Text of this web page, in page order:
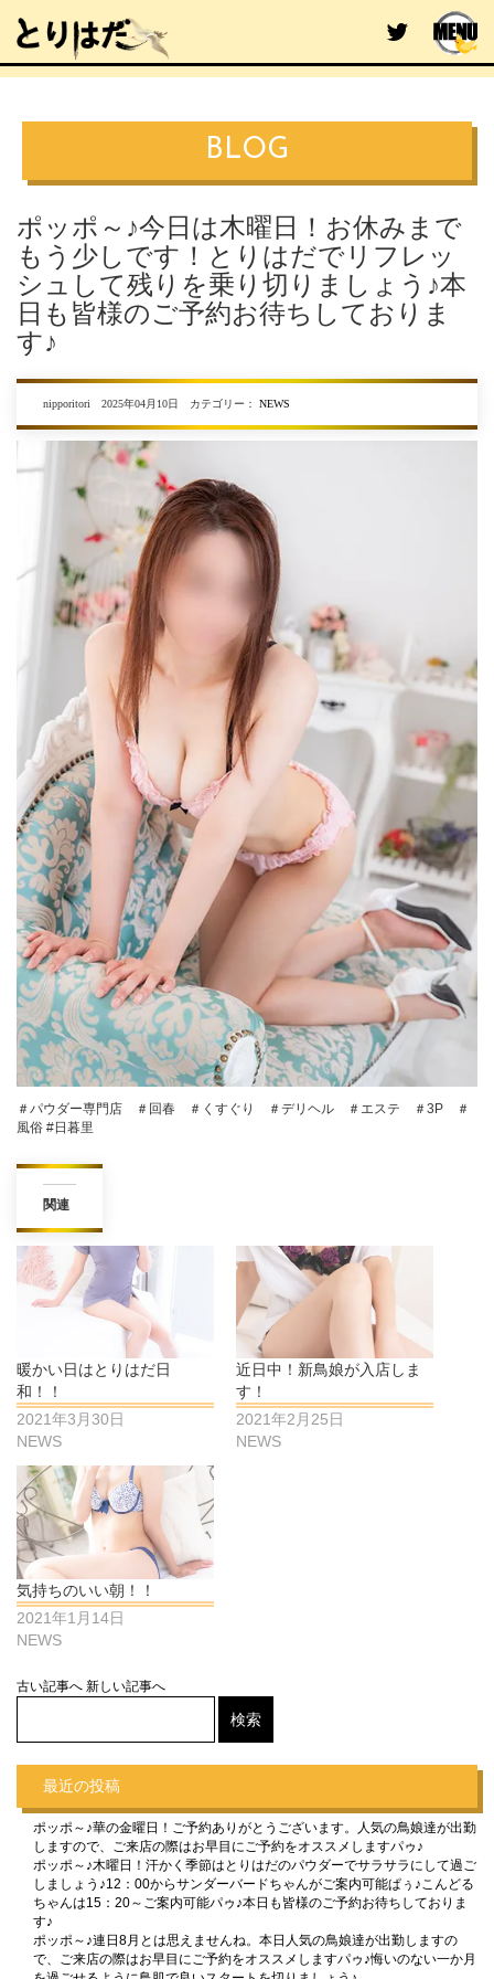
BLOG
ポッポ～♪今日は木曜日！お休みまで
もう少しです！とりはだでリフレッ
シュして残りを乗り切りましょう♪本
日も皆様のご予約お待ちしておりま
す♪
nipporitori 2025年04月10日 カテゴリー： NEWS
＃パウダー専門店 ＃回春 ＃くすぐり ＃デリヘル ＃エステ ＃3P ＃
風俗 #日暮里
関連
暖かい日はとりはだ日
和！！
2021年3月30日
NEWS
近日中！新鳥娘が入店しま
す！
2021年2月25日
NEWS
気持ちのいい朝！！
2021年1月14日
NEWS
古い記事へ 新しい記事へ
最近の投稿
ポッポ～♪華の金曜日！ご予約ありがとうございます。人気の鳥娘達が出勤
しますので、ご来店の際はお早目にご予約をオススメしますパゥ♪
ポッポ～♪木曜日！汗かく季節はとりはだのパウダーでサラサラにして過ご
しましょう♪12：00からサンダーバードちゃんがご案内可能ぱぅ♪こんどる
ちゃんは15：20～ご案内可能パゥ♪本日も皆様のご予約お待ちしておりま
す♪
ポッポ～♪連日8月とは思えませんね。本日人気の鳥娘達が出勤しますの
で、ご来店の際はお早目にご予約をオススメしますパゥ♪悔いのない一か月